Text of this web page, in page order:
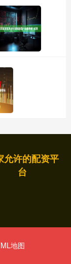
允许的配资平
台
地图